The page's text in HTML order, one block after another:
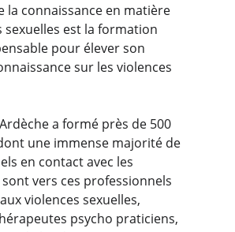
la connaissance en matière
sexuelles est la formation
pour élever son
sur les violences
a formé près de 500
une immense majorité de
en contact avec les
sont vers ces professionnels
violences sexuelles,
psycho praticiens,